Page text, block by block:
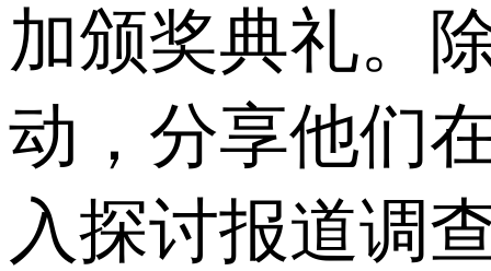
加颁奖典礼。
动，分享他们
入探讨报道调